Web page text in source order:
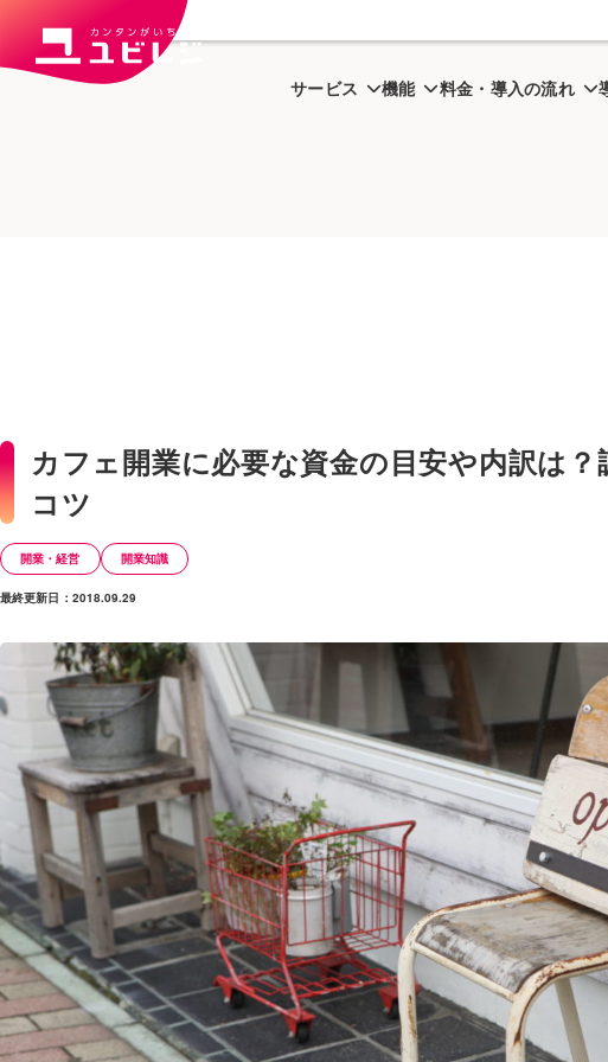
サービス 機能 料金・導入の流れ
トップ ユビはっく カフェ開業に必要な
カフェ開業に必要な資金の目安や内訳は？
コツ
開業・経営 開業知識
最終更新日：2018.09.29